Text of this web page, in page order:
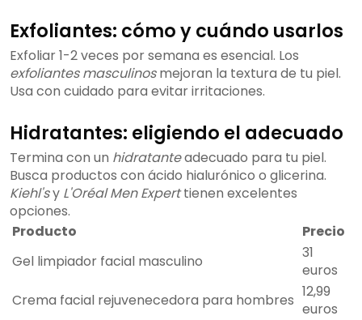
Exfoliantes: cómo y cuándo usarlos
Exfoliar 1-2 veces por semana es esencial. Los
exfoliantes masculinosmejoran la textura de tu piel.
Usa con cuidado para evitar irritaciones.
Hidratantes: eligiendo el adecuado
Termina con un hidratanteadecuado para tu piel.
Busca productos con ácido hialurónico o glicerina.
Kiehl'sy L'Oréal Men Experttienen excelentes
opciones.
Producto
Precio
Gel limpiador facial masculino
31
euros
Crema facial rejuvenecedora para hombres 12,99
euros